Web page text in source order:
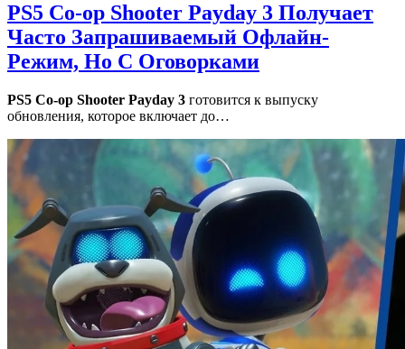
PS5 Co-op Shooter Payday 3 Получает
Часто Запрашиваемый Офлайн-
Режим, Но С Оговорками
PS5 Co-op Shooter Payday 3 готовится к выпуску
обновления, которое включает до…